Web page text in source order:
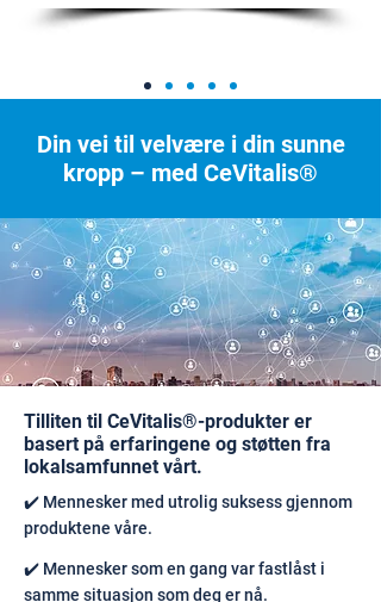
Din vei til velvære i din sunne
kropp – med CeVitalis®
Tilliten til CeVitalis®-produkter er
basert på erfaringene og støtten fra
lokalsamfunnet vårt.
✔️ Mennesker med utrolig suksess gjennom
produktene våre.
✔️ Mennesker som en gang var fastlåst i
samme situasjon som deg er nå.